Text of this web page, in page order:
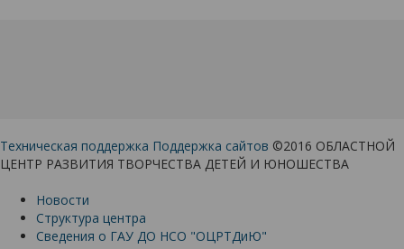
Техническая поддержка Поддержка сайтов ©2016 ОБЛАСТНОЙ
ЦЕНТР РАЗВИТИЯ ТВОРЧЕСТВА ДЕТЕЙ И ЮНОШЕСТВА
Новости
Структура центра
Сведения о ГАУ ДО НСО "ОЦРТДиЮ"